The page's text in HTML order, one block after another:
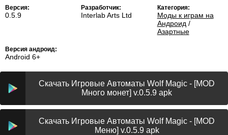
Версия:
0.5.9
Разработчик:
Interlab Arts Ltd
Категория:
Моды к играм на
Андроид /
Азартные
Версия андроид:
Android 6+
Скачать Игровые Автоматы Wolf Magic - [MOD
Много монет] v.0.5.9 apk
Скачать Игровые Автоматы Wolf Magic - [MOD
Меню] v.0.5.9 apk